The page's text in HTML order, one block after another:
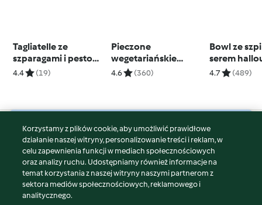
Tagliatelle ze
szparagami i pesto
bazyliowym
4.4 (19)
Pieczone
wegetariańskie
enchilady
4.6 (360)
Bowl ze
serem
4.7 (489)
© Copyright 2026
Warunki korzystania
Polityka prywatności
Disclaimer
Znak wydawcy
Korzystamy z plików cookie, aby umożliwić prawidłowe
działanie naszej witryny, personalizowanie treści i reklam, w
celu zapewnienia funkcji w mediach społecznościowych
oraz analizy ruchu. Udostępniamy również informacje na
temat korzystania z naszej witryny naszymi partnerom z
sektora mediów społecznościowych, reklamowego i
analitycznego.